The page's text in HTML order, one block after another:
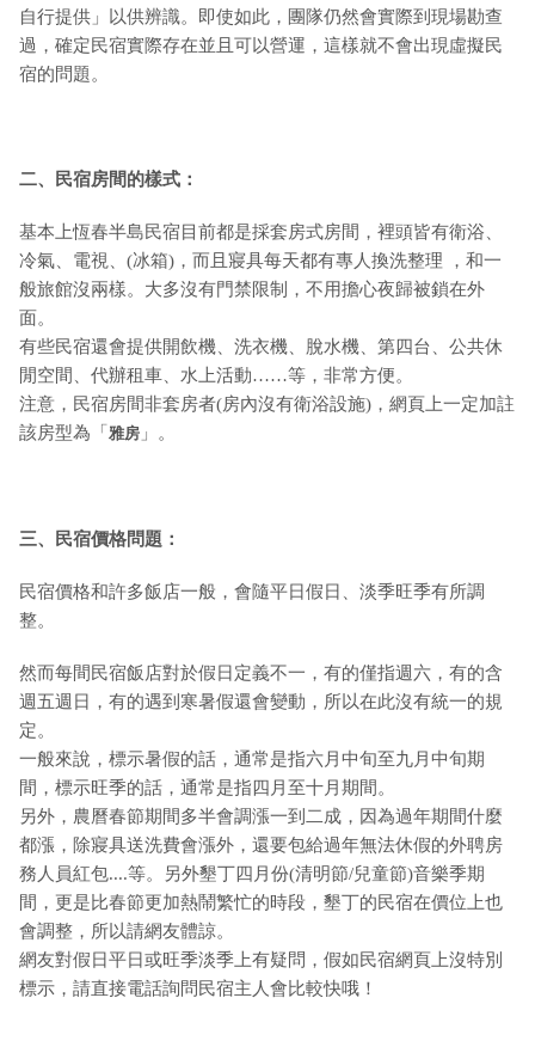
自行提供」以供辨識。即使如此，團隊仍然會實際到現場勘查
過，確定民宿實際存在並且可以營運，這樣就不會出現虛擬民
宿的問題。
二、民宿房間的樣式：
基本上恆春半島民宿目前都是採套房式房間，裡頭皆有衛浴、
冷氣、電視、(冰箱)，而且寢具每天都有專人換洗整理 ，和一
般旅館沒兩樣。大多沒有門禁限制，不用擔心夜歸被鎖在外
面。
有些民宿還會提供開飲機、洗衣機、脫水機、第四台、公共休
閒空間、代辦租車、水上活動……等，非常方便。
注意，民宿房間非套房者(房內沒有衛浴設施)，網頁上一定加註
該房型為「 雅房 」。
三、民宿價格問題：
民宿價格和許多飯店一般，會隨平日假日、淡季旺季有所調
整。
然而每間民宿飯店對於假日定義不一，有的僅指週六，有的含
週五週日，有的遇到寒暑假還會變動，所以在此沒有統一的規
定。
一般來說，標示暑假的話，通常是指六月中旬至九月中旬期
間，標示旺季的話，通常是指四月至十月期間。
另外，農曆春節期間多半會調漲一到二成，因為過年期間什麼
都漲，除寢具送洗費會漲外，還要包給過年無法休假的外聘房
務人員紅包....等。另外墾丁四月份(清明節/兒童節)音樂季期
間，更是比春節更加熱鬧繁忙的時段，墾丁的民宿在價位上也
會調整，所以請網友體諒。
網友對假日平日或旺季淡季上有疑問，假如民宿網頁上沒特別
標示，請直接電話詢問民宿主人會比較快哦！